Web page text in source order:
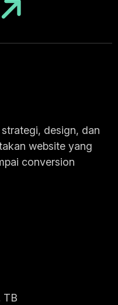
design, dan
website yang
conversion
TB